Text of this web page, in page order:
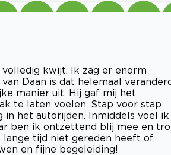
kwijt. Ik zag er enorm
Daan is dat helemaal
manier uit. Hij gaf mij het
te laten voelen. Stap voor stap
het autorijden. Inmiddels voel ik
ben ik ontzettend blij mee en
lange tijd niet gereden heeft of
en fijne begeleiding!